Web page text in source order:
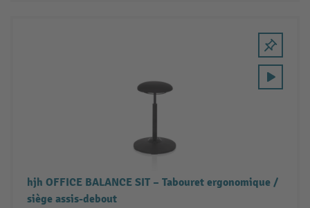
hjh OFFICE BALANCE SIT – Tabouret ergonomique /
siège assis-debout